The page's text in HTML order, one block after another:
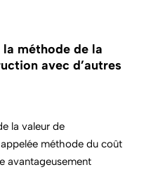
méthode de la
avec d’autres
la valeur de
méthode du coût
avantageusement